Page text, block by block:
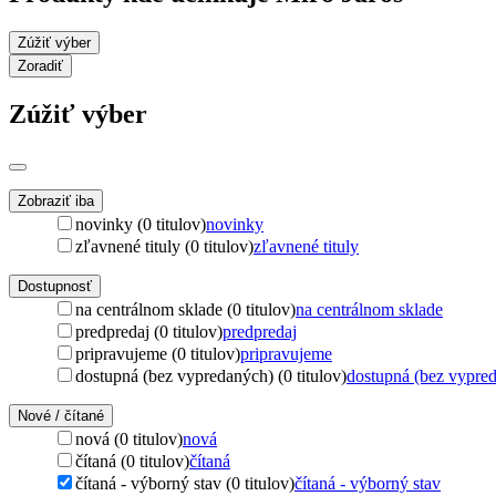
Zúžiť výber
Zoradiť
Zúžiť výber
Zobraziť iba
novinky (0 titulov)novinky
zľavnené tituly (0 titulov)zľavnené tituly
Dostupnosť
na centrálnom sklade (0 titulov)na centrálnom sklade
predpredaj (0 titulov)predpredaj
pripravujeme (0 titulov)pripravujeme
dostupná (bez vypredaných) (0 titulov)dostupná (bez
Nové / čítané
nová (0 titulov)nová
čítaná (0 titulov)čítaná
čítaná - výborný stav (0 titulov)čítaná - výborný stav